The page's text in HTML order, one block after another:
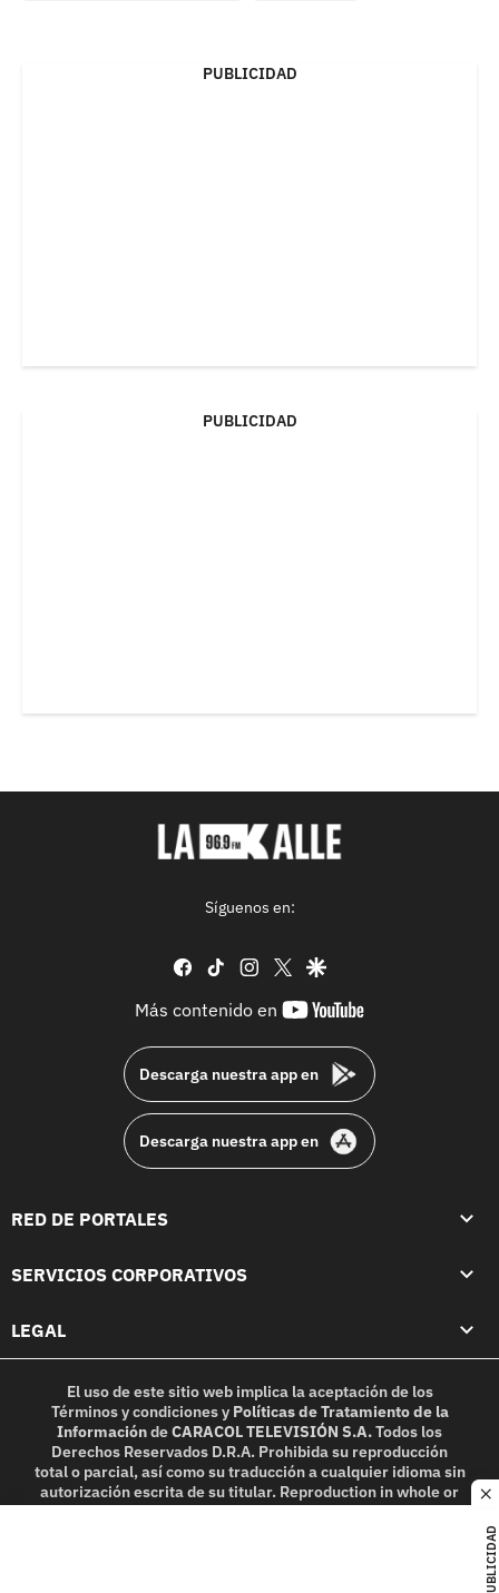
PUBLICIDAD
PUBLICIDAD
PUBLICIDAD
Síguenos en:
facebook
tiktok instagram
twittergoogle
Más contenido en
youtube-
Descarga nuestra app en
Descarga nuestra app en
RED DE PORTALES
SERVICIOS CORPORATIVOS
LEGAL
El uso de este sitio web implica la aceptación de los
Términos y condicionesy Políticas de Tratamiento de la
InformacióndeCARACOL TELEVISIÓN S.A.Todos los
Derechos Reservados D.R.A. Prohibida su reproducción
total o parcial, así como su traducción a cualquier idioma sin
autorización escrita de su titular. Reproduction in whole or
in part, or translation without written permission is